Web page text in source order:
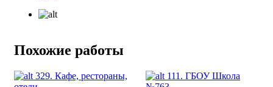
Похожие работы
329. Кафе, рестораны,
111. ГБОУ Школа